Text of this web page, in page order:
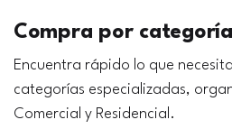
Compra por categoría
Encuentra rápido lo que
categorías especializadas,
Comercial y Residencial.